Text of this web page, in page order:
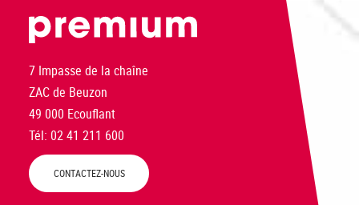
7 Impasse de la chaîne
ZAC de Beuzon
49 000 Ecouflant
Tél: 02 41 211 600
CONTACTEZ-NOUS